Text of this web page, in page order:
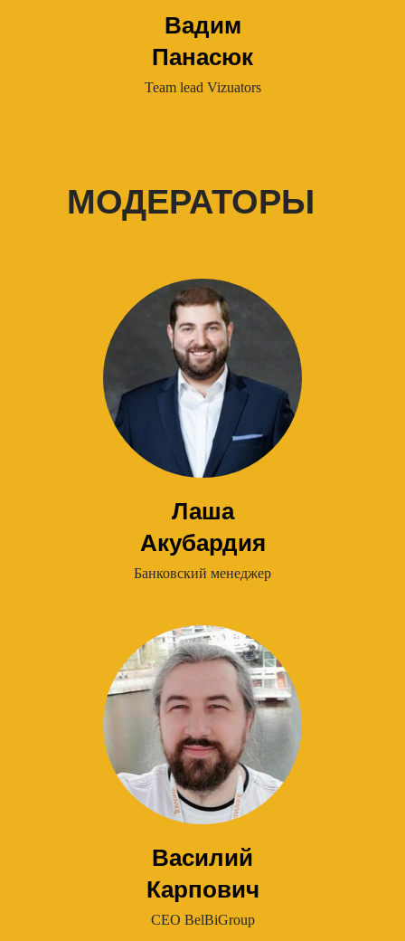
Вадим
Панасюк
Team lead Vizuators
МОДЕРАТОРЫ
Лаша
Акубардия
Банковский менеджер
Василий
Карпович
CEO BelBiGroup